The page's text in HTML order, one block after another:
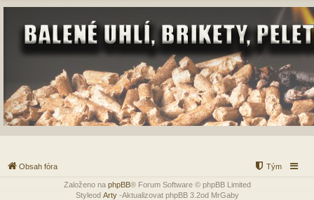
Obsah fóra Tým
Založeno na phpBB® Forum Software © phpBB Limited
Styleod Arty-Aktualizovat phpBB 3.2od MrGaby